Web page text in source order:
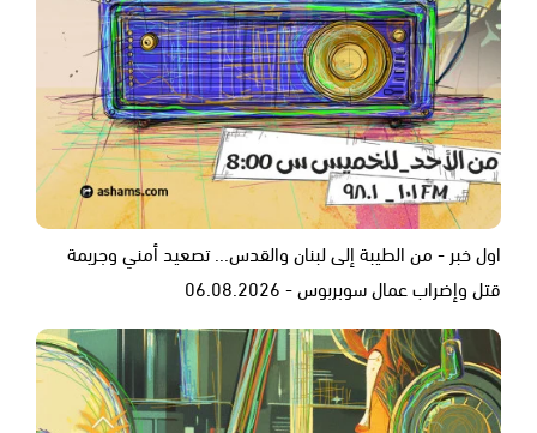
اول خبر - من الطيبة إلى لبنان والقدس... تصعيد أمني وجريمة
قتل وإضراب عمال سوبربوس - 06.08.2026